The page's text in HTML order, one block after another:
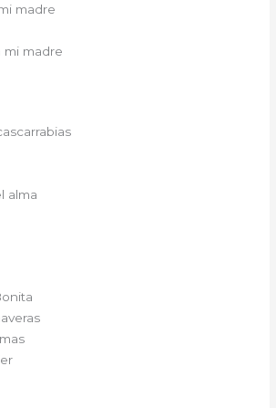
madre
mi madre
alma